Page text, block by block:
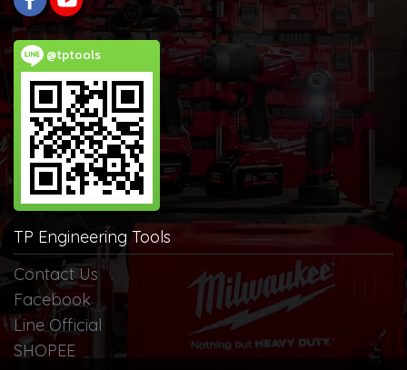
@tptools
TP Engineering Tools
Contact Us
Facebook
Line Official
SHOPEE